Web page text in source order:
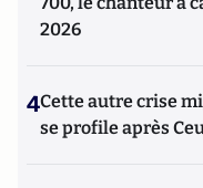
2026
4Cette autre crise
se profile après